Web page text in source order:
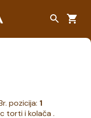
pozicija: 1
torti i kolača .